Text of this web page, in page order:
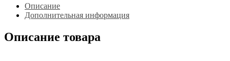
Описание
Дополнительная информация
Описание товара